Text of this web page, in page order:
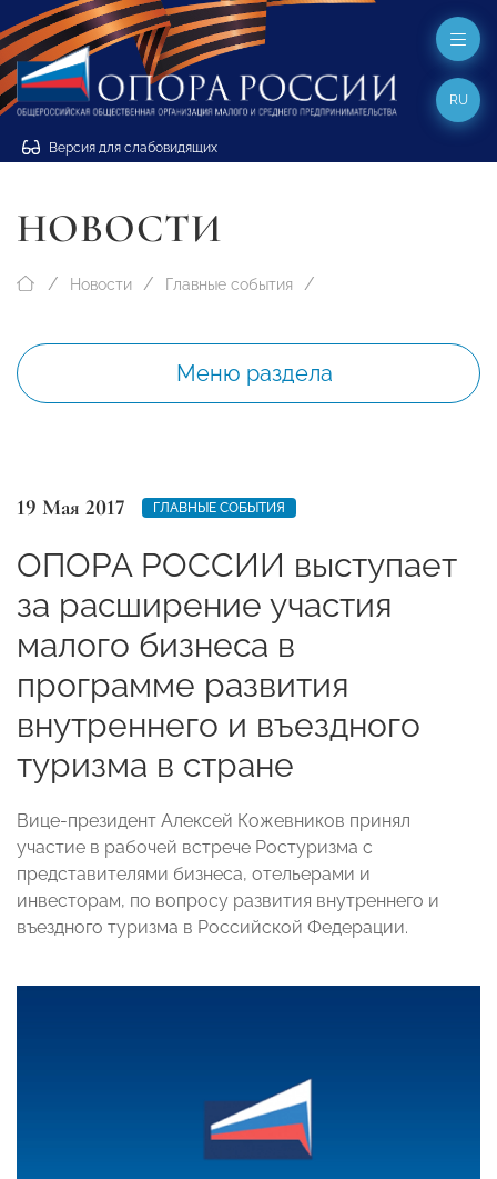
Версия для слабовидящих
RU
НОВОСТИ
Новости Главные события
Меню раздела
19 Мая 2017 ГЛАВНЫЕ СОБЫТИЯ
ОПОРА РОССИИ выступает
за расширение участия
малого бизнеса в
программе развития
внутреннего и въездного
туризма в стране
Вице-президент Алексей Кожевников принял
участие в рабочей встрече Ростуризма с
представителями бизнеса, отельерами и
инвесторам, по вопросу развития внутреннего и
въездного туризма в Российской Федерации.